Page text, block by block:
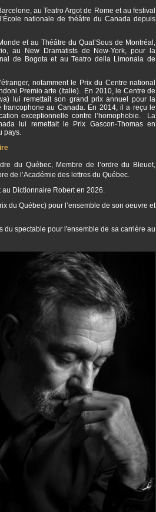
au Teatro Argot de Rome et au festival
nationale de théâtre du Canada depuis
et au Théâtre du Quat’Sous de Montréal,
au New Dramatists de New-York, pour la
de Bogota et au Teatro della Limonaia de
notamment le Prix du Centre national
Premio arte (Italie). En 2010, le Centre de
lui remettait son grand prix annuel pour la
au Canada. En 2014, il a reçu le
exceptionnelle contre l’homophobie. La
lui remettait le Prix Gascon-Thomas en
pays.
du Québec, Membre de l’ordre du Bleuet,
de l’Académie des lettres du Québec.
au Dictionnaire Robert en 2026.
du Québec) pour l’ensemble de son oeuvre et
spectable pour l'ensemble de sa carrière au